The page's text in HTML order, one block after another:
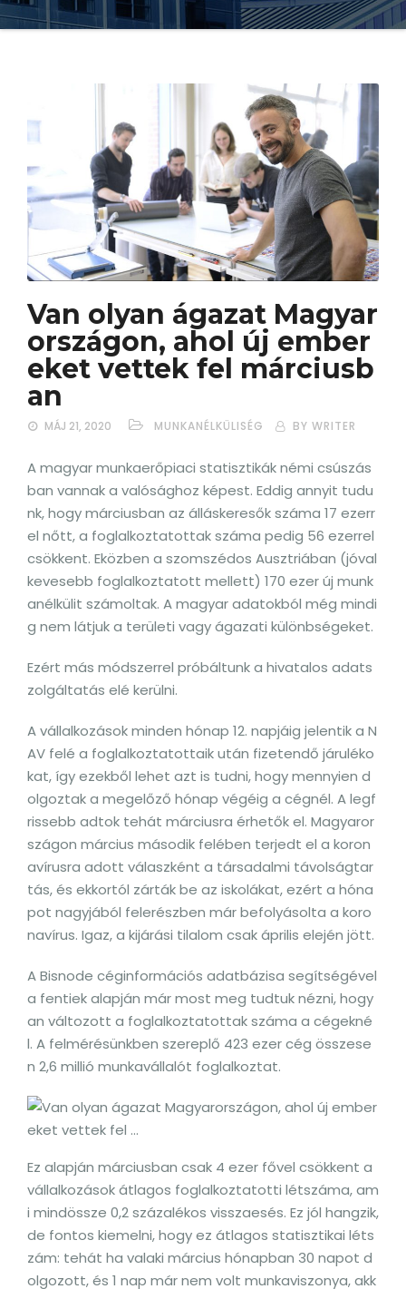
Van olyan ágazat Magyar
országon, ahol új ember
eket vettek fel márciusb
an
MÁJ 21, 2020 MUNKANÉLKÜLISÉG BY WRITER
A magyar munkaerőpiaci statisztikák némi csúszás
ban vannak a valósághoz képest. Eddig annyit tudu
nk, hogy márciusban az álláskeresők száma 17 ezerr
el nőtt, a foglalkoztatottak száma pedig 56 ezerrel
csökkent. Eközben a szomszédos Ausztriában (jóval
kevesebb foglalkoztatott mellett) 170 ezer új munk
anélkülit számoltak. A magyar adatokból még mindi
g nem látjuk a területi vagy ágazati különbségeket.
Ezért más módszerrel próbáltunk a hivatalos adats
zolgáltatás elé kerülni.
A vállalkozások minden hónap 12. napjáig jelentik a N
AV felé a foglalkoztatottaik után fizetendő járuléko
kat, így ezekből lehet azt is tudni, hogy mennyien d
olgoztak a megelőző hónap végéig a cégnél. A legf
rissebb adtok tehát márciusra érhetők el. Magyaror
szágon március második felében terjedt el a koron
avírusra adott válaszként a társadalmi távolságtar
tás, és ekkortól zárták be az iskolákat, ezért a hóna
pot nagyjából felerészben már befolyásolta a koro
navírus. Igaz, a kijárási tilalom csak április elején jött.
A Bisnode céginformációs adatbázisa segítségével
a fentiek alapján már most meg tudtuk nézni, hogy
an változott a foglalkoztatottak száma a cégekné
l. A felmérésünkben szereplő 423 ezer cég összese
n 2,6 millió munkavállalót foglalkoztat.
Ez alapján márciusban csak 4 ezer fővel csökkent a
vállalkozások átlagos foglalkoztatotti létszáma, am
i mindössze 0,2 százalékos visszaesés. Ez jól hangzik,
de fontos kiemelni, hogy ez átlagos statisztikai léts
zám: tehát ha valaki március hónapban 30 napot d
olgozott, és 1 nap már nem volt munkaviszonya, akk